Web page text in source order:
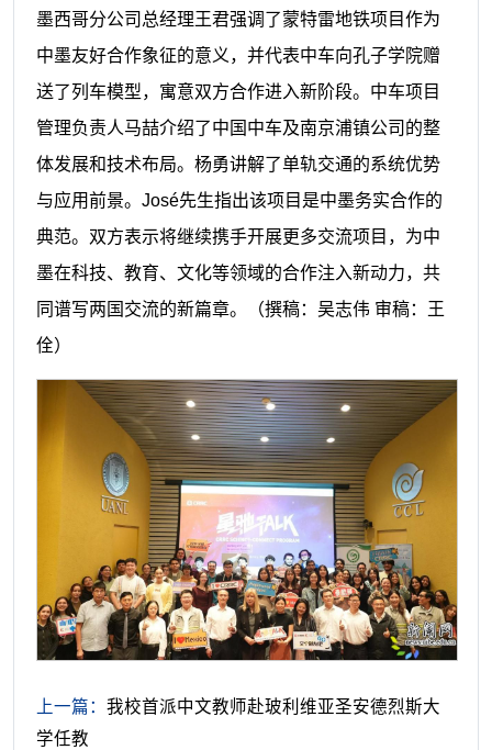
墨西哥分公司总经理王君强调了蒙特雷地铁项目作为
中墨友好合作象征的意义，并代表中车向孔子学院赠
送了列车模型，寓意双方合作进入新阶段。中车项目
管理负责人马喆介绍了中国中车及南京浦镇公司的整
体发展和技术布局。杨勇讲解了单轨交通的系统优势
与应用前景。José先生指出该项目是中墨务实合作的
典范。双方表示将继续携手开展更多交流项目，为中
墨在科技、教育、文化等领域的合作注入新动力，共
同谱写两国交流的新篇章。
（撰稿：吴志伟 审稿：王
佺）
上一篇： 我校首派中文教师赴玻利维亚圣安德烈斯大
学任教